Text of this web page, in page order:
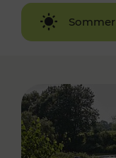
Sommer
Winter